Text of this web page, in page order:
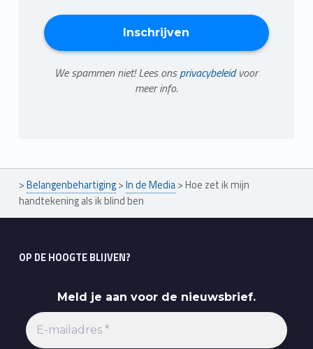
We spammen niet! Lees onsprivacybeleidvoor
meer info.
>Belangenbehartiging>In de Media> Hoe zet ik mijn
handtekening als ik blind ben
OP DE HOOGTE BLIJVEN?
Meld je aan voor de nieuwsbrief.